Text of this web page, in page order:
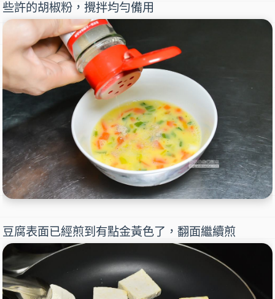
些許的胡椒粉，攪拌均勻備用
豆腐表面已經煎到有點金黃色了，翻面繼續煎